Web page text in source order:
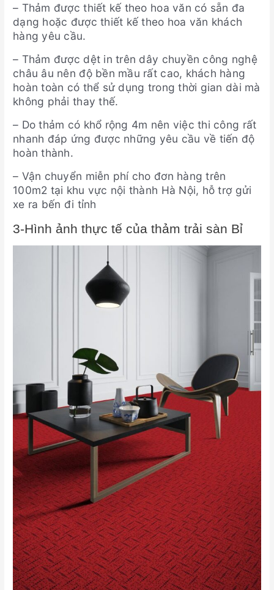
– Thảm được thiết kế theo hoa văn có sẵn đa
dạng hoặc được thiết kế theo hoa văn khách
hàng yêu cầu.
– Thảm được dệt in trên dây chuyền công nghệ
châu âu nên độ bền mầu rất cao, khách hàng
hoàn toàn có thể sử dụng trong thời gian dài mà
không phải thay thế.
– Do thảm có khổ rộng 4m nên việc thi công rất
nhanh đáp ứng được những yêu cầu về tiến độ
hoàn thành.
– Vận chuyển miễn phí cho đơn hàng trên
100m2 tại khu vực nội thành Hà Nội, hỗ trợ gửi
xe ra bến đi tỉnh
3-Hình ảnh thực tế của thảm trải sàn Bỉ